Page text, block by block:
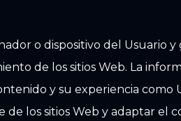
o dispositivo del Usuario
de los sitios Web. La
y su experiencia como
los sitios Web y adaptar el